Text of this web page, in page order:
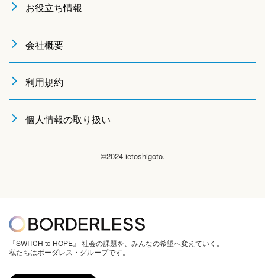
お役立ち情報
会社概要
利用規約
個人情報の取り扱い
©2024 ietoshigoto.
『SWITCH to HOPE』 社会の課題を、みんなの希望へ変えていく。
私たちはボーダレス・グループです。